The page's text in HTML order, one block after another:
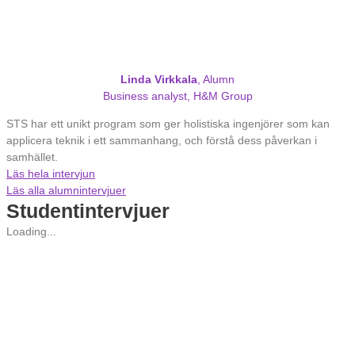
Linda Virkkala , Alumn
Business analyst, H&M Group
STS har ett unikt program som ger holistiska ingenjörer som kan
applicera teknik i ett sammanhang, och förstå dess påverkan i
samhället.
Läs hela intervjun
Läs alla alumnintervjuer
Studentintervjuer
Loading...